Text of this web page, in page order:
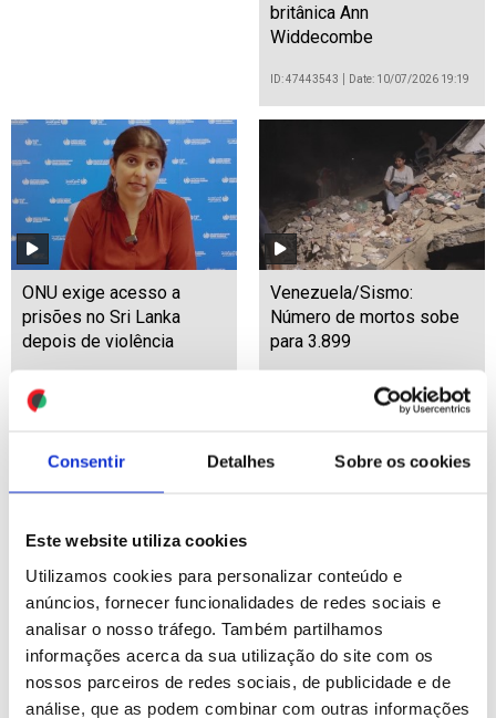
Consentir Detalhes Sobre os cookies
Este website utiliza cookies
Utilizamos cookies para personalizar conteúdo e
anúncios, fornecer funcionalidades de redes sociais e
analisar o nosso tráfego. Também partilhamos
informações acerca da sua utilização do site com os
nossos parceiros de redes sociais, de publicidade e de
análise, que as podem combinar com outras informações
britânica Ann
Widdecombe
ID: 47443543 Date: 10/07/2026 19:19
ONU exige acesso a
prisões no Sri Lanka
depois de violência
ID: 47441069
Venezuela/Sismo:
Número de mortos sobe
para 3.899
Date: 10/07/2026 11:46
Autoridades espanholas
baixam para 11 número
de mortos do incêndio em
Almeria
: Presidente da FCF quer
Cabo Verde em todas as
fases finais (editado)